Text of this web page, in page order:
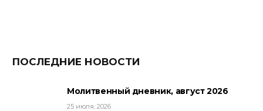
ПОСЛЕДНИЕ НОВОСТИ
Молитвенный дневник, август 2026
25 июля, 2026